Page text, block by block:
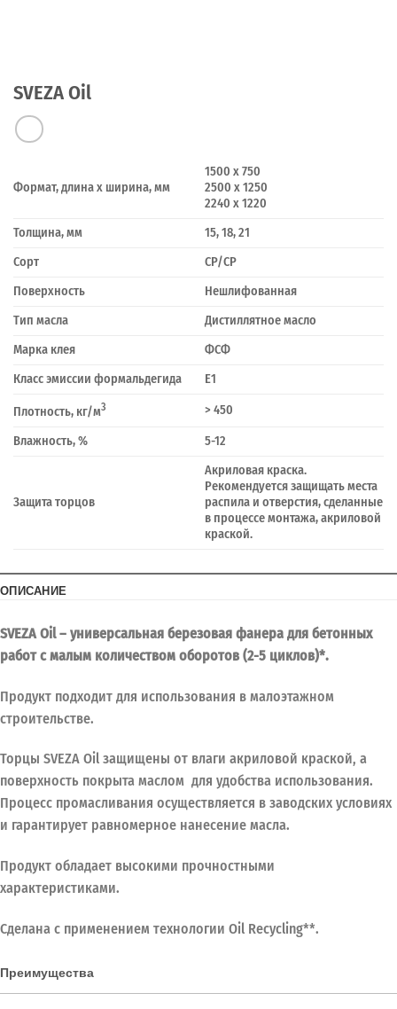
SVEZA Oil
Формат, длина х ширина, мм
1500 x 750
2500 x 1250
2240 х 1220
Толщина, мм
15, 18, 21
Сорт
CP/CP
Поверхность
Нешлифованная
Тип масла
Дистиллятное масло
Марка клея
ФСФ
Класс эмиссии формальдегида
Е1
Плотность, кг/м3 > 450
Влажность, % 5-12
Защита торцов
Акриловая краска.
Рекомендуется защищать места
распила и отверстия, сделанные
в процессе монтажа, акриловой
краской.
ОПИСАНИЕ
SVEZA Oil – универсальная березовая фанера для бетонных
работ с малым количеством оборотов (2-5 циклов)*.
Продукт подходит для использования в малоэтажном
строительстве.
Торцы SVEZA Oil защищены от влаги акриловой краской, а
поверхность покрыта маслом для удобства использования.
Процесс промасливания осуществляется в заводских условиях
и гарантирует равномерное нанесение масла.
Продукт обладает высокими прочностными
характеристиками.
Сделана с применением технологии Oil Recycling**.
Преимущества